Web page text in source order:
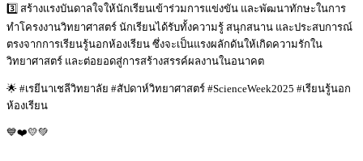
3️⃣ สร้างแรงบันดาลใจให้นักเรียนเข้าร่วมการแข่งขัน และพัฒนาทักษะในการ
ทำโครงงานวิทยาศาสตร์ นักเรียนได้รับทั้งความรู้ สนุกสนาน และประสบการณ์
ตรงจากการเรียนรู้นอกห้องเรียน ซึ่งจะเป็นแรงผลักดันให้เกิดความรักใน
วิทยาศาสตร์ และต่อยอดสู่การสร้างสรรค์ผลงานในอนาคต
🌟 #เรยีนาเชลีวิทยาลัย #สัปดาห์วิทยาศาสตร์ #ScienceWeek2025 #เรียนรู้นอก
ห้องเรียน
💙❤️💛💚